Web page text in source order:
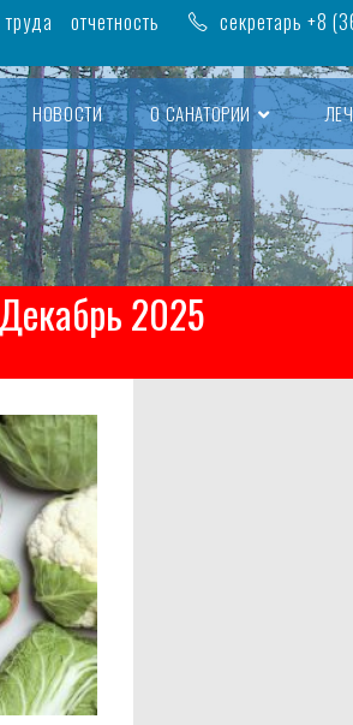
отчетность секретарь +8
НОВОСТИ О САНАТОРИИ
2025